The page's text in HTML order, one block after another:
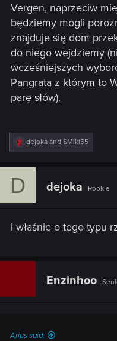
Vergen, naprzeciw
będziemy mogli
znajduje się dom
do niego wejdziemy
wcześniejszych
Pangrata z którym to
parę słów).
R
e
c
:
dejoka and SMiki55
D dejoka Rookie
i właśnie o tego typu
Enzinhoo
Arius said: